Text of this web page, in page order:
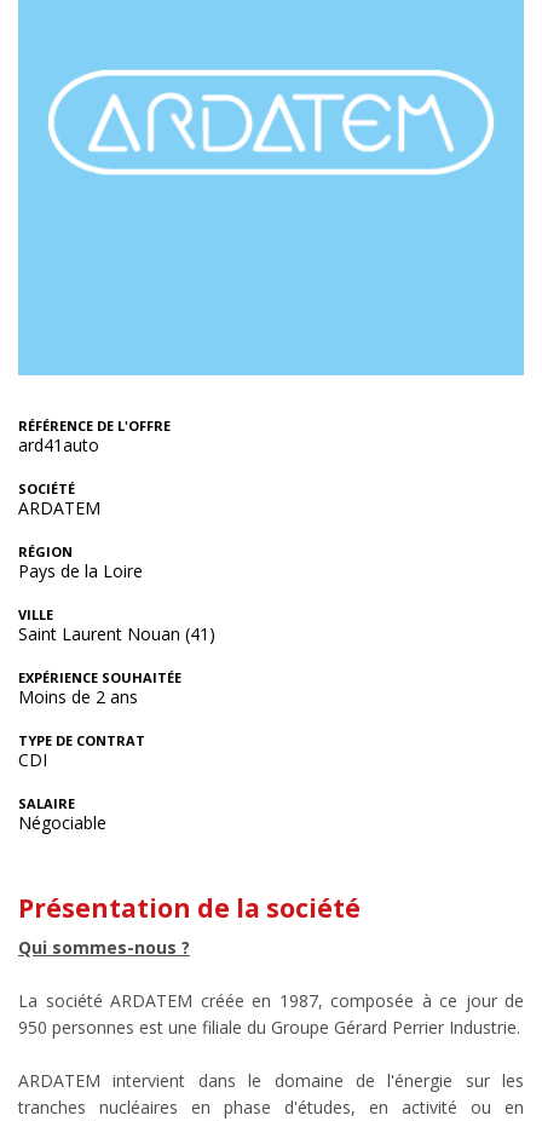
RÉFÉRENCE DE L'OFFRE
ard41auto
SOCIÉTÉ
ARDATEM
RÉGION
Pays de la Loire
VILLE
Saint Laurent Nouan (41)
EXPÉRIENCE SOUHAITÉE
Moins de 2 ans
TYPE DE CONTRAT
CDI
SALAIRE
Négociable
Présentation de la société
Qui sommes-nous ?
La société ARDATEM créée en 1987, composée à ce jour de
950 personnes est une filiale du Groupe Gérard Perrier Industrie.
ARDATEM intervient dans le domaine de l'énergie sur les
tranches nucléaires en phase d'études, en activité ou en